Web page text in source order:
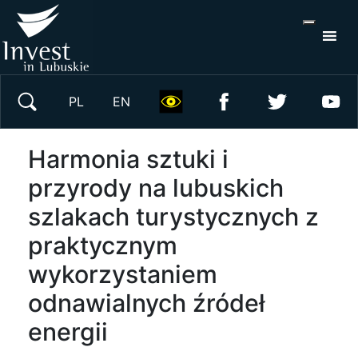
PL EN
Harmonia sztuki i
przyrody na lubuskich
szlakach turystycznych z
praktycznym
wykorzystaniem
odnawialnych źródeł
energii
Wyszukaj w serwisie